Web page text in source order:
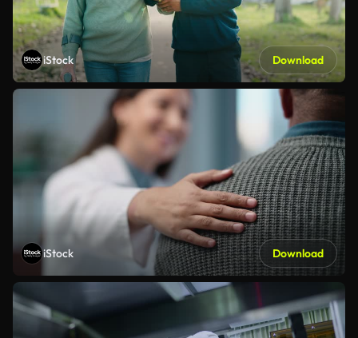
iStock Download
iStock Download